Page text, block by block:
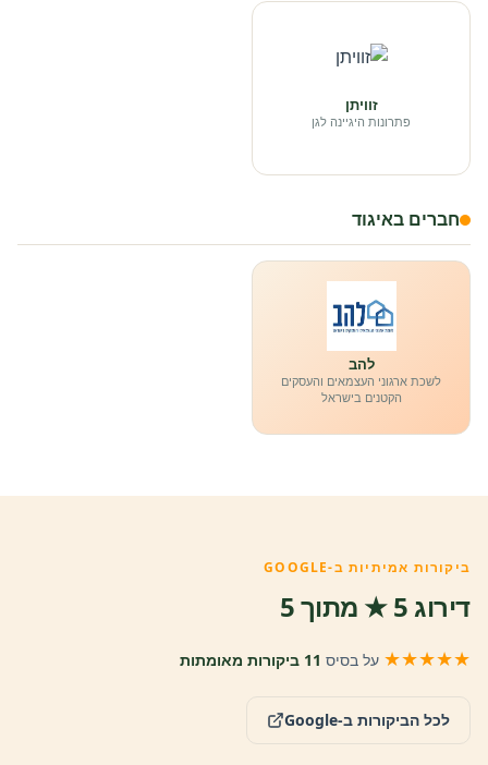
זוויתן
פתרונות היגיינה לגן
חברים באיגוד
להב
לשכת ארגוני העצמאים והעסקים
הקטנים בישראל
ביקורות אמיתיות ב-GOOGLE
דירוג 5 ★ מתוך 5
★★★★★ על בסיס 11 ביקורות מאומתות
לכל הביקורות ב-Google